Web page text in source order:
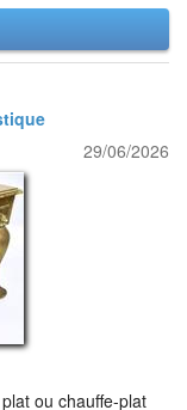
29/06/2026
ou chauffe-plat